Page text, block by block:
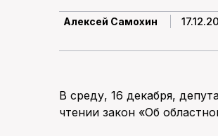
Алексей Самохин
В среду, 16 декабря,
чтении закон «Об